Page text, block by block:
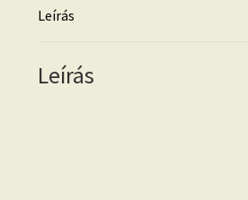
Leírás
Leírás